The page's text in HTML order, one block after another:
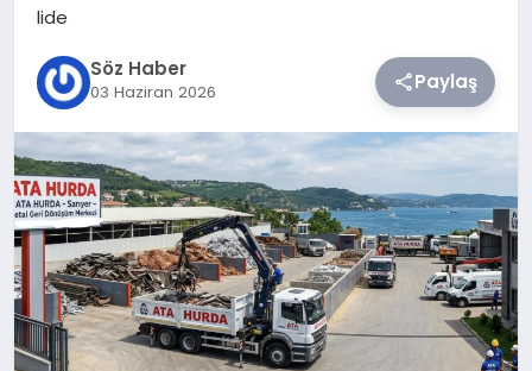
lide
Söz Haber
03 Haziran 2026 Paylaş